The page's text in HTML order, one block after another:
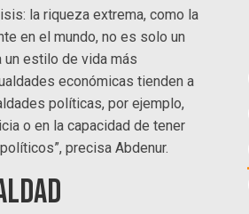
la riqueza extrema, como la
en el mundo, no es solo un
un estilo de vida más
económicas tienden a
políticas, por ejemplo,
o en la capacidad de tener
precisa Abdenur.